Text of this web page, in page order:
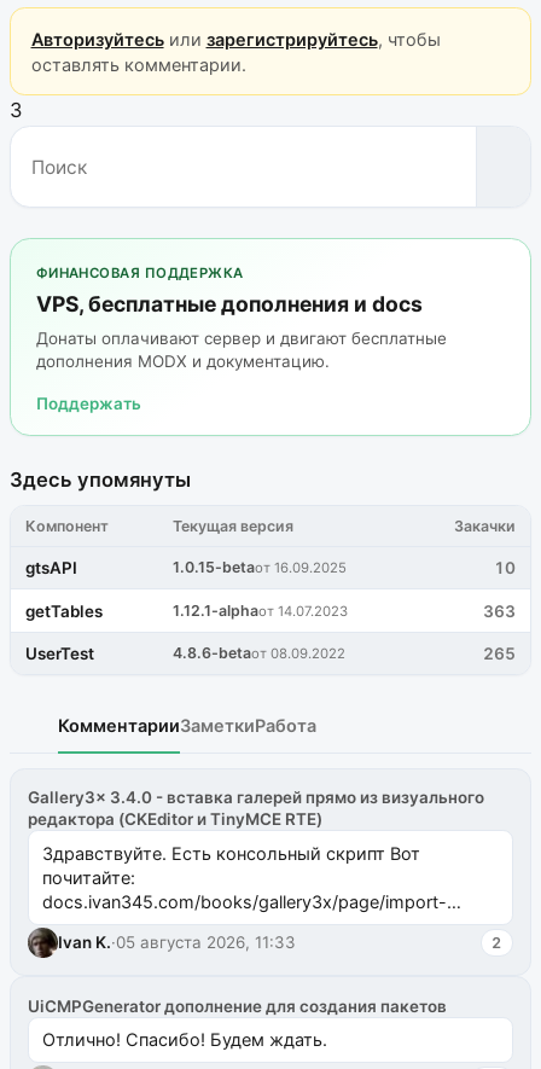
Авторизуйтесьили зарегистрируйтесь, чтобы
оставлять комментарии.
3
ФИНАНСОВАЯ ПОДДЕРЖКА
VPS, бесплатные дополнения и docs
Донаты оплачивают сервер и двигают бесплатные
дополнения MODX и документацию.
Поддержать
Здесь упомянуты
Компонент Текущая версия Закачки
gtsAPI 1.0.15-betaот 16.09.2025 10
getTables 1.12.1-alphaот 14.07.2023 363
UserTest 4.8.6-betaот 08.09.2022 265
КомментарииЗаметкиРабота
Gallery3x 3.4.0 - вставка галерей прямо из визуального
редактора (CKEditor и TinyMCE RTE)
Здравствуйте. Есть консольный скрипт Вот
почитайте:
docs.ivan345.com/books/gallery3x/page/import-
ms2galleryphp
Ivan K.·05 августа 2026, 11:33 2
UiCMPGenerator дополнение для создания пакетов
Отлично! Спасибо! Будем ждать.